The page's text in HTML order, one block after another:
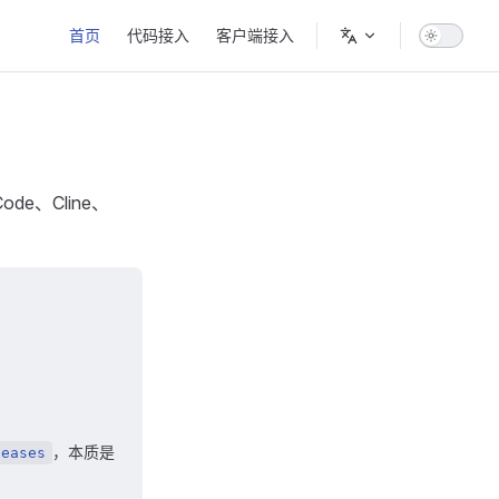
首页 代码接入 客户端接入
、Cline、
，本质是